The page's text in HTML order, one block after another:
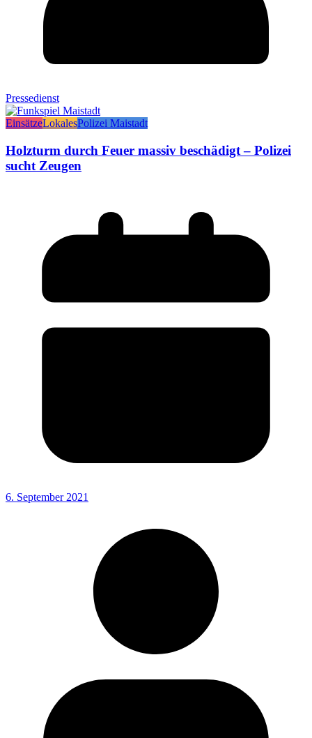
Pressedienst
EinsätzeLokalesPolizei Maistadt
Holzturm durch Feuer massiv beschädigt – Polizei
sucht Zeugen
6. September 2021